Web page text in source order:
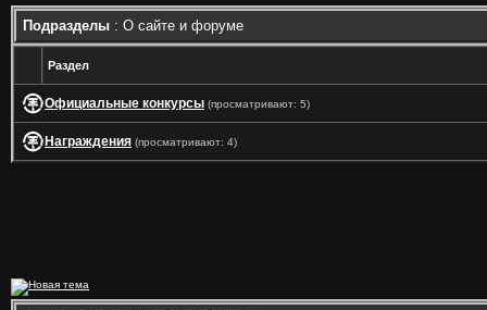
Подразделы : О сайте и форуме
Раздел
Официальные конкурсы (просматривают: 5)
Награждения (просматривают: 4)